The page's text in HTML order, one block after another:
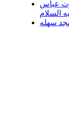
عباس
السلام
سهله